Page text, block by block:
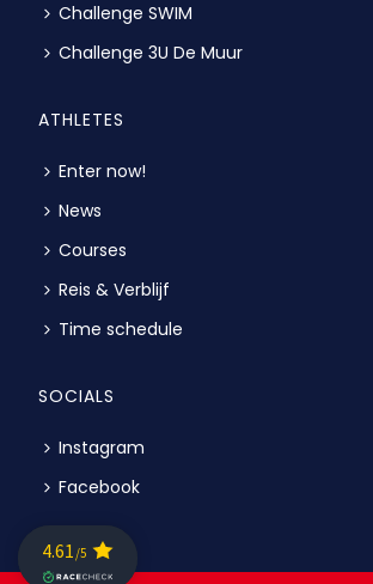
Challenge SWIM
Challenge 3U De Muur
ATHLETES
Enter now!
News
Courses
Reis & Verblijf
Time schedule
SOCIALS
Instagram
Facebook